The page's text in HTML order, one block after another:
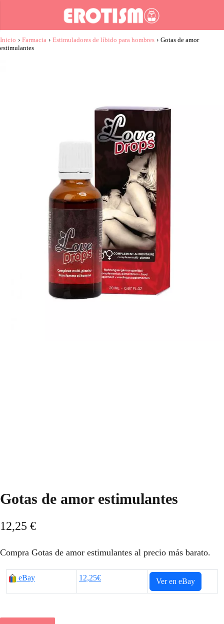
Inicio › Farmacia › Estimuladores de líbido para hombres › Gotas de amor
estimulantes
Gotas de amor estimulantes
12,25 €
Compra Gotas de amor estimulantes al precio más barato.
eBay 12,25€ Ver en eBay